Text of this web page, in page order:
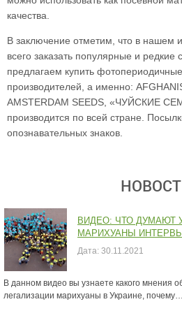
качества.
В заключение отметим, что в нашем
всего заказать популярные и
предлагаем купить
производителей, а именно:
AMSTERDAM SEEDS, «ЧУЙСКИЕ
производится по всей стране.
опознавательных знаков.
ВИДЕО: ЧТО ДУМАЮТ
МАРИХУАНЫ
Дата: 30.11.2021
В данном видео вы узнаете какого мнения
легализации марихуаны в Украине, почему…